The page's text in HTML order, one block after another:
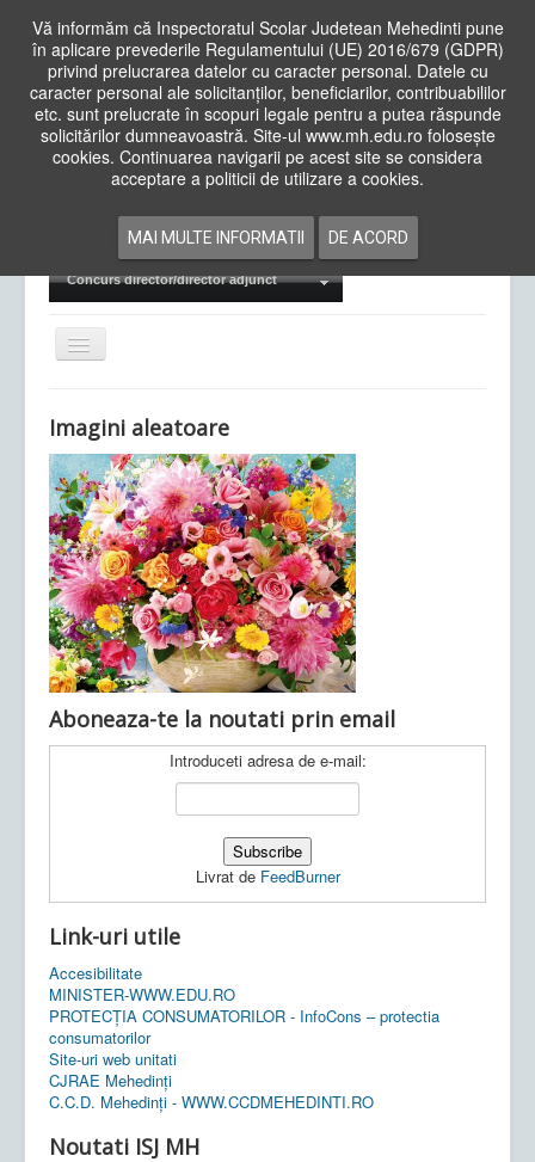
Vă informăm că Inspectoratul Scolar Judetean Mehedinti pune
în aplicare prevederile Regulamentului (UE) 2016/679 (GDPR)
privind prelucrarea datelor cu caracter personal. Datele cu
caracter personal ale solicitanților, beneficiarilor, contribuabililor
etc. sunt prelucrate în scopuri legale pentru a putea răspunde
solicitărilor dumneavoastră. Site-ul www.mh.edu.ro folosește
cookies. Continuarea navigarii pe acest site se considera
acceptare a politicii de utilizare a cookies.
MAI MULTE INFORMATII DE ACORD
Cauta
in
siteAcasa Cadre Didactice
Examene Naționale
Concurs director/director adjunct
Comută
navigarea
Ultimele articole: Vi, 04.11.2022 -Inspectoratul Școlar
Județean Mehedinți
Imagini aleatoare
Aboneaza-te la noutati prin email
Introduceti adresa de e-mail:
Livrat de FeedBurner
Link-uri utile
Accesibilitate
MINISTER-WWW.EDU.RO
PROTECȚIA CONSUMATORILOR - InfoCons – protectia
consumatorilor
Site-uri web unitati
CJRAE Mehedinți
C.C.D. Mehedinţi - WWW.CCDMEHEDINTI.RO
Noutati ISJ MH